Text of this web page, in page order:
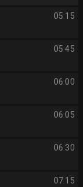
05:15
05:45
06:00
06:05
06:30
07:15